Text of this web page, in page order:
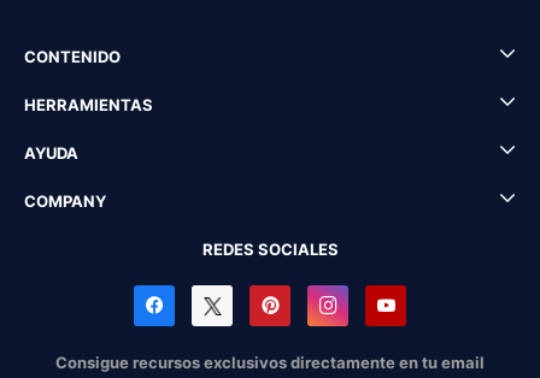
CONTENIDO
HERRAMIENTAS
AYUDA
COMPANY
REDES SOCIALES
Consigue recursos exclusivos directamente en tu email